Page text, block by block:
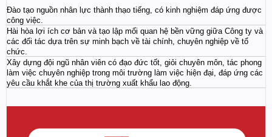
Đào tạo nguồn nhân lực thành thạo tiếng, có kinh nghiệm đáp ứng được
công việc.
Hài hòa lợi ích cơ bản và tạo lập mối quan hệ bền vững giữa Công ty và
các đối tác dựa trên sự minh bạch về tài chính, chuyên nghiệp về tổ
chức.
Xây dựng đội ngũ nhân viên có đạo đức tốt, giỏi chuyên môn, tác phong
làm việc chuyên nghiệp trong môi trường làm việc hiện đại, đáp ứng các
yêu cầu khắt khe của thị trường xuất khẩu lao động.